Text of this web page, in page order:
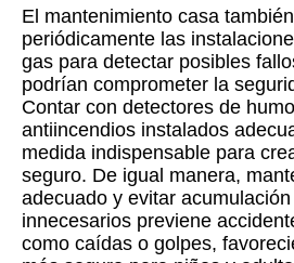
El mantenimiento casa
periódicamente las
gas para detectar posibles
podrían comprometer la
Contar con detectores de
antiincendios instalados
medida indispensable para
seguro. De igual manera,
adecuado y evitar
innecesarios previene
como caídas o golpes,